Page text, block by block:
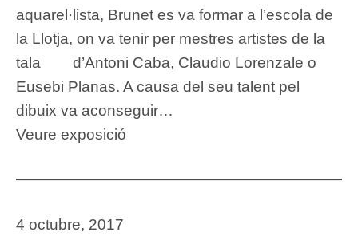
aquarel·lista, Brunet es va formar a l’escola de
la Llotja, on va tenir per mestres artistes de la
tala d’Antoni Caba, Claudio Lorenzale o
Eusebi Planas. A causa del seu talent pel
dibuix va aconseguir…
Veure exposició
4 octubre, 2017